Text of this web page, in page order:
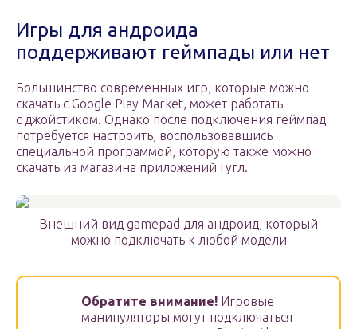
Игры для андроида
поддерживают геймпады или нет
Большинство современных игр, которые можно
скачать с Google Play Market, может работать
с джойстиком. Однако после подключения геймпад
потребуется настроить, воспользовавшись
специальной программой, которую также можно
скачать из магазина приложений Гугл.
Внешний вид gamepad для андроид, который
можно подключать к любой модели
Обратите внимание! Игровые
манипуляторы могут подключаться